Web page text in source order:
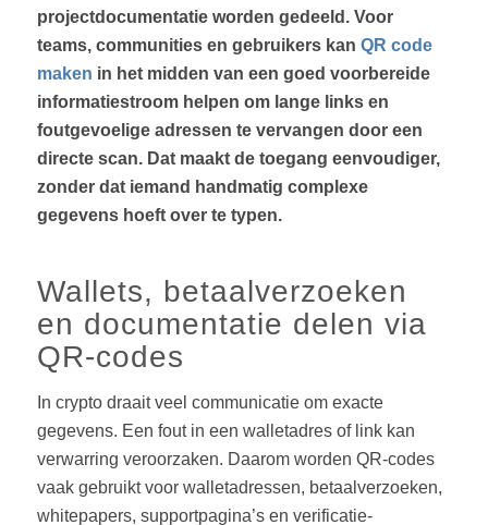
projectdocumentatie worden gedeeld. Voor
teams, communities en gebruikers kan QR code
maken in het midden van een goed voorbereide
informatiestroom helpen om lange links en
foutgevoelige adressen te vervangen door een
directe scan. Dat maakt de toegang eenvoudiger,
zonder dat iemand handmatig complexe
gegevens hoeft over te typen.
Wallets, betaalverzoeken
en documentatie delen via
QR-codes
In crypto draait veel communicatie om exacte
gegevens. Een fout in een walletadres of link kan
verwarring veroorzaken. Daarom worden QR-codes
vaak gebruikt voor walletadressen, betaalverzoeken,
whitepapers, supportpagina’s en verificatie-